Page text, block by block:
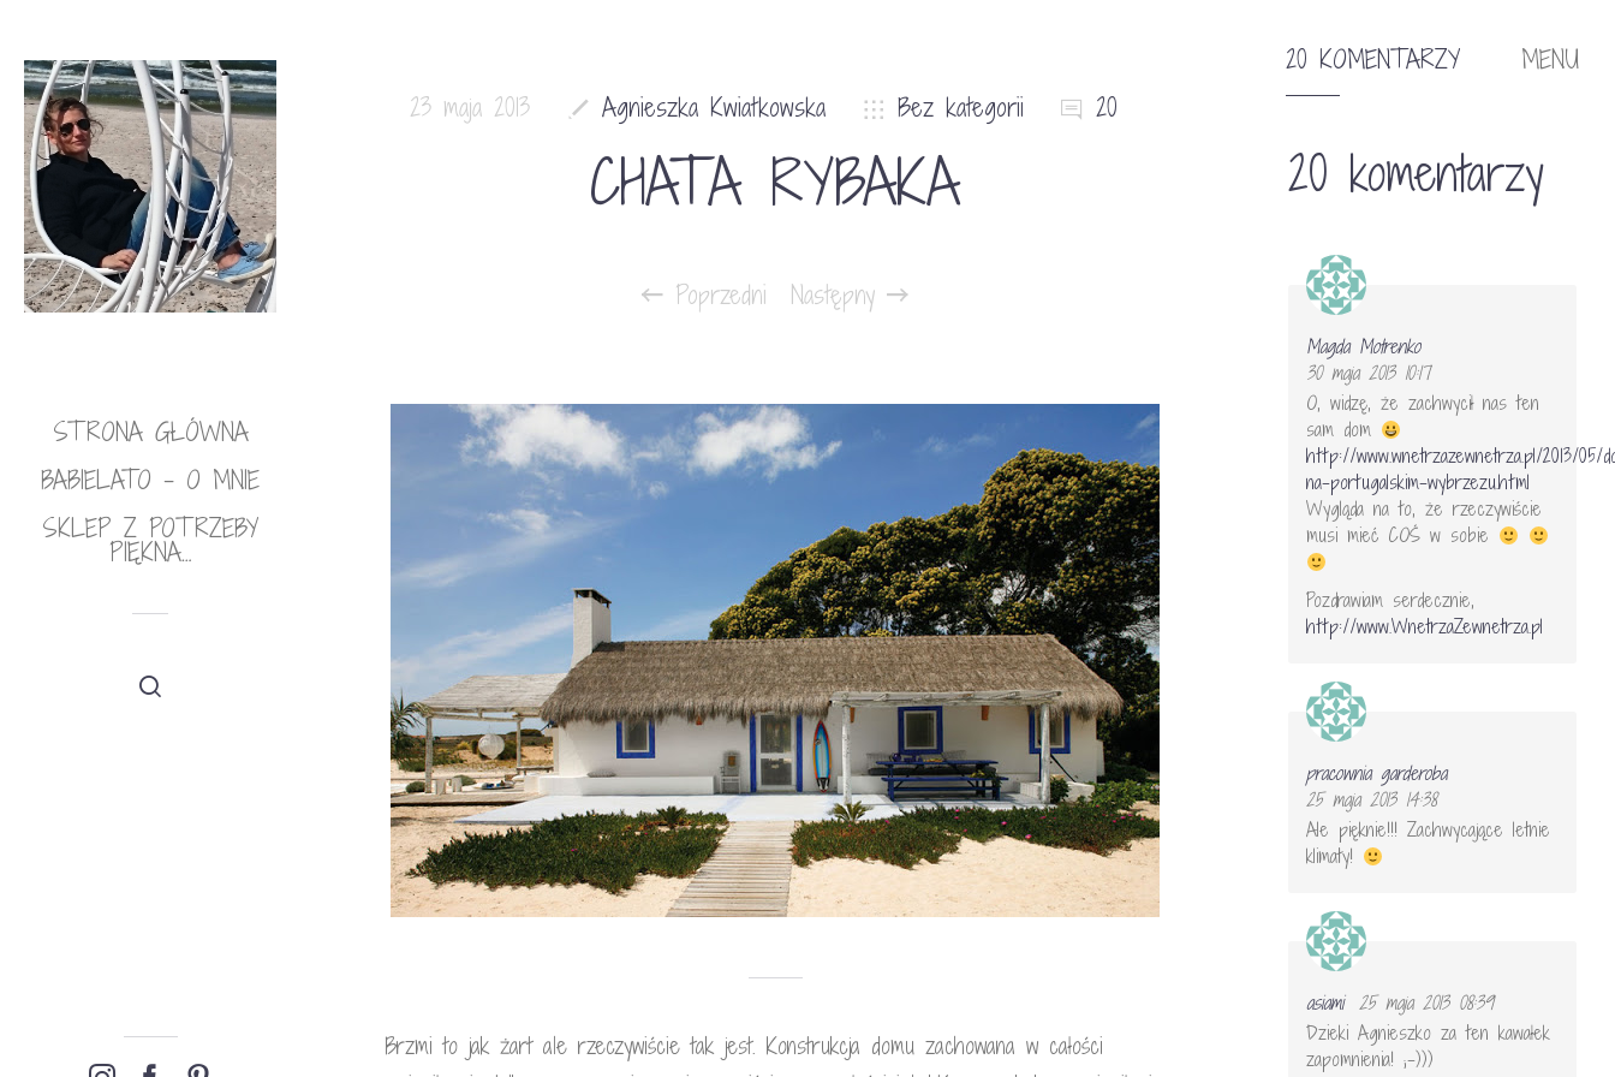
STRONA GŁÓWNA
BABIELATO – O MNIE
SKLEP Z POTRZEBY
PIĘKNA…
23 maja 2013 Agnieszka Kwiatkowska Bez kategorii 20
CHATA RYBAKA
Poprzedni Następny
Brzmi to jak żart ale rzeczywiście tak jest. Konstrukcja domu zachowana w całości
20 KOMENTARZY MENU
20 komentarzy
Magda Motrenko
30 maja 2013 10:17
O, widzę, że zachwycił nas ten
sam dom
http://www.wnetrzazewnetrza.pl/2013/05/
na-portugalskim-wybrzezu.html
Wygląda na to, że rzeczywiście
musi mieć COŚ w sobie
Pozdrawiam serdecznie,
http://www.WnetrzaZewnetrza.pl
pracownia garderoba
25 maja 2013 14:38
Ale pięknie!!! Zachwycające letnie
klimaty!
asiami 25 maja 2013 08:39
Dzieki Agnieszko za ten kawałek
zapomnienia! ;-)))